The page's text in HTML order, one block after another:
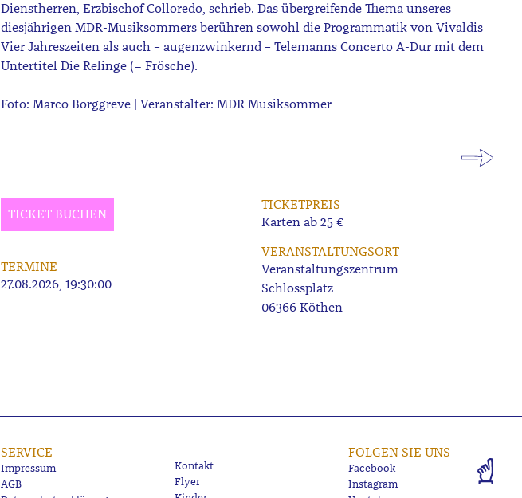
Dienstherren, Erzbischof Colloredo, schrieb. Das übergreifende Thema unseres
diesjährigen MDR-Musiksommers berühren sowohl die Programmatik von Vivaldis
Vier Jahreszeiten als auch – augenzwinkernd – Telemanns Concerto A-Dur mit dem
Untertitel Die Relinge (= Frösche).
Foto: Marco Borggreve | Veranstalter: MDR Musiksommer
TICKET BUCHEN
TERMINE
27.08.2026, 19:30:00
TICKETPREIS
Karten ab 25 €
VERANSTALTUNGSORT
Veranstaltungszentrum
Schlossplatz
06366 Köthen
SERVICE
Impressum
AGB
Kontakt
Flyer
FOLGEN SIE UNS
Facebook
Instagram